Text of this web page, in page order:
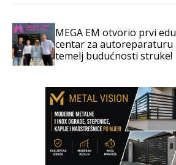
MEGA EM otvorio prvi
centar za autoreparaturu
temelj budućnosti struke!